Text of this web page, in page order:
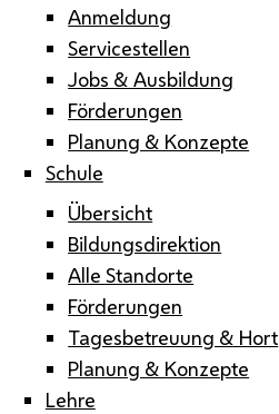
Anmeldung
Servicestellen
Jobs & Ausbildung
Förderungen
Planung & Konzepte
Schule
Übersicht
Bildungsdirektion
Alle Standorte
Förderungen
Tagesbetreuung & Hort
Planung & Konzepte
Lehre